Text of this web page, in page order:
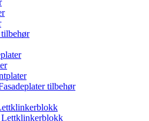
tilbehør
Lettklinkerblokk